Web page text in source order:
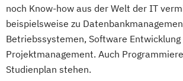
noch Know-how aus der Welt der IT
beispielsweise zu
Betriebssystemen, Software Entwicklung
Projektmanagement. Auch
Studienplan stehen.